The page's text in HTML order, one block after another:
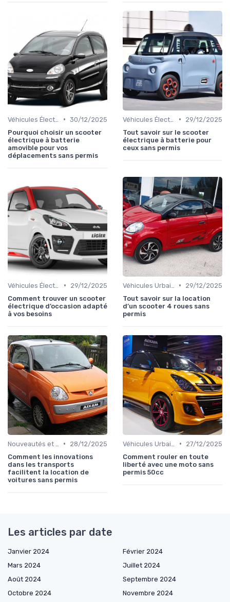
• 30/12/2025
Pourquoi choisir un scooter
électrique à batterie
amovible pour vos
déplacements sans permis
•
29/12/2025
Tout savoir sur le scooter
électrique à batterie pour
ceux sans permis
•
29/12/2025
Comment trouver un scooter
électrique d’occasion adapté
à vos besoins
•
29/12/2025
Tout savoir sur la location
d’un scooter 4 roues sans
permis
•
28/12/2025
Comment les innovations
dans les transports
facilitent la location de
voitures sans permis
•
27/12/2025
Comment rouler en toute
liberté avec une moto sans
permis 50cc
Les articles par date
Janvier 2024
Février 2024
Mars 2024
Juillet 2024
Août 2024
Septembre 2024
Octobre 2024
Novembre 2024